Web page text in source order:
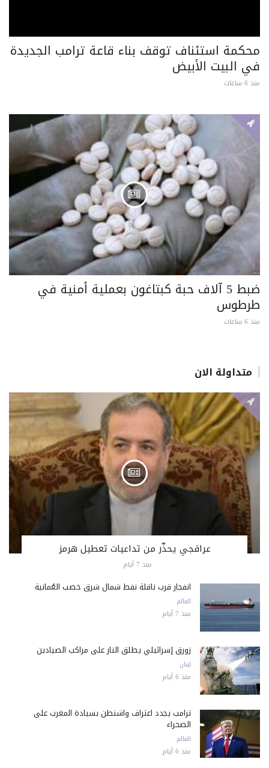
محكمة استئناف توقف بناء قاعة ترامب الجديدة
في البيت الأبيض
منذ 6 ساعات
ضبط 5 آلاف حبة كبتاغون بعملية أمنية في
طرطوس
منذ 6 ساعات
متداولة الان
عراقجي يحذّر من تداعيات تعطيل هرمز
منذ 7 أيام
انفجار قرب ناقلة نفط شمال شرق خصب العُمانية
العالم
منذ 7 أيام
زورق إسرائيلي يطلق النار على مراكب الصيادين
لبنان
منذ 6 أيام
ترامب يجدد اعتراف واشنطن بسيادة المغرب على
الصحراء
العالم
منذ 6 أيام